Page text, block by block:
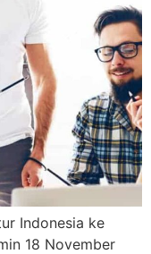
Indonesia ke
18 November